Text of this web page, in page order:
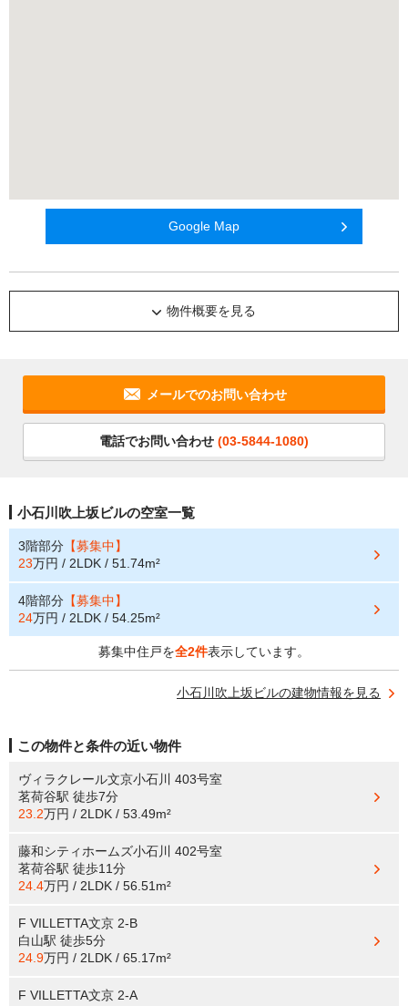
Google Map
物件概要を見る
メールでのお問い合わせ
電話でお問い合わせ (03-5844-1080)
小石川吹上坂ビルの空室一覧
3階部分 【募集中】
23万円 / 2LDK / 51.74m²
4階部分 【募集中】
24万円 / 2LDK / 54.25m²
募集中住戸を全2件表示しています。
小石川吹上坂ビルの建物情報を見る
この物件と条件の近い物件
ヴィラクレール文京小石川 403号室
茗荷谷駅 徒歩7分
23.2万円 / 2LDK / 53.49m²
藤和シティホームズ小石川 402号室
茗荷谷駅 徒歩11分
24.4万円 / 2LDK / 56.51m²
F VILLETTA文京 2-B
白山駅 徒歩5分
24.9万円 / 2LDK / 65.17m²
F VILLETTA文京 2-A